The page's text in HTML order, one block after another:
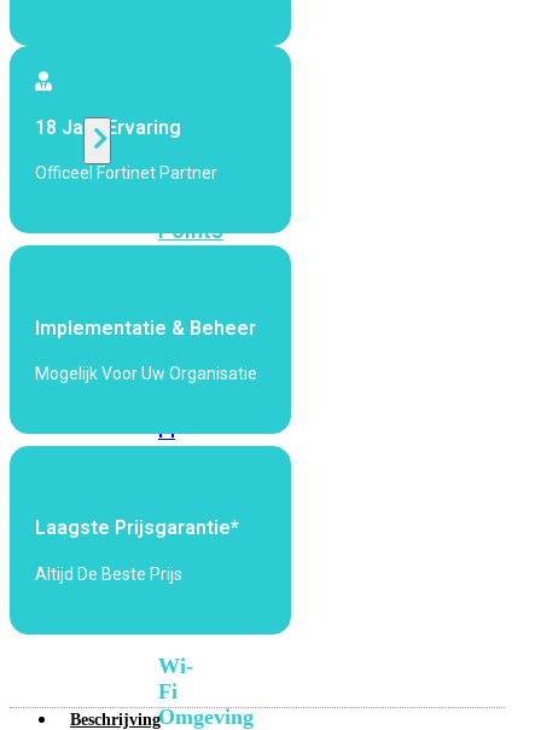
Alle
Points
Fi
Fi
Fi
6E
Fi
Wi-
Fi
Omgeving
18 Jaar Ervaring
Officeel Fortinet Partner
Implementatie & Beheer
Mogelijk Voor Uw Organisatie
Laagste Prijsgarantie*
Altijd De Beste Prijs
Beschrijving